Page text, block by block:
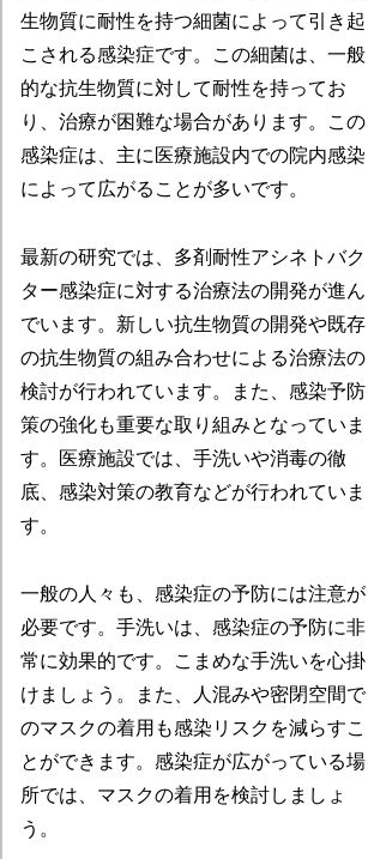
生物質に耐性を持つ細菌によって引き起
こされる感染症です。この細菌は、一般
的な抗生物質に対して耐性を持ってお
り、治療が困難な場合があります。この
感染症は、主に医療施設内での院内感染
によって広がることが多いです。
最新の研究では、多剤耐性アシネトバク
ター感染症に対する治療法の開発が進ん
でいます。新しい抗生物質の開発や既存
の抗生物質の組み合わせによる治療法の
検討が行われています。また、感染予防
策の強化も重要な取り組みとなっていま
す。医療施設では、手洗いや消毒の徹
底、感染対策の教育などが行われていま
す。
一般の人々も、感染症の予防には注意が
必要です。手洗いは、感染症の予防に非
常に効果的です。こまめな手洗いを心掛
けましょう。また、人混みや密閉空間で
のマスクの着用も感染リスクを減らすこ
とができます。感染症が広がっている場
所では、マスクの着用を検討しましょ
う。